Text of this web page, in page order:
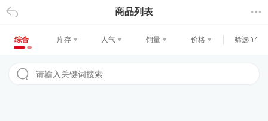
返回 商品列表
综合 库存 人气 销量 价格 筛选